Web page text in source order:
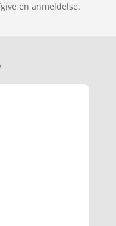
en anmeldelse.